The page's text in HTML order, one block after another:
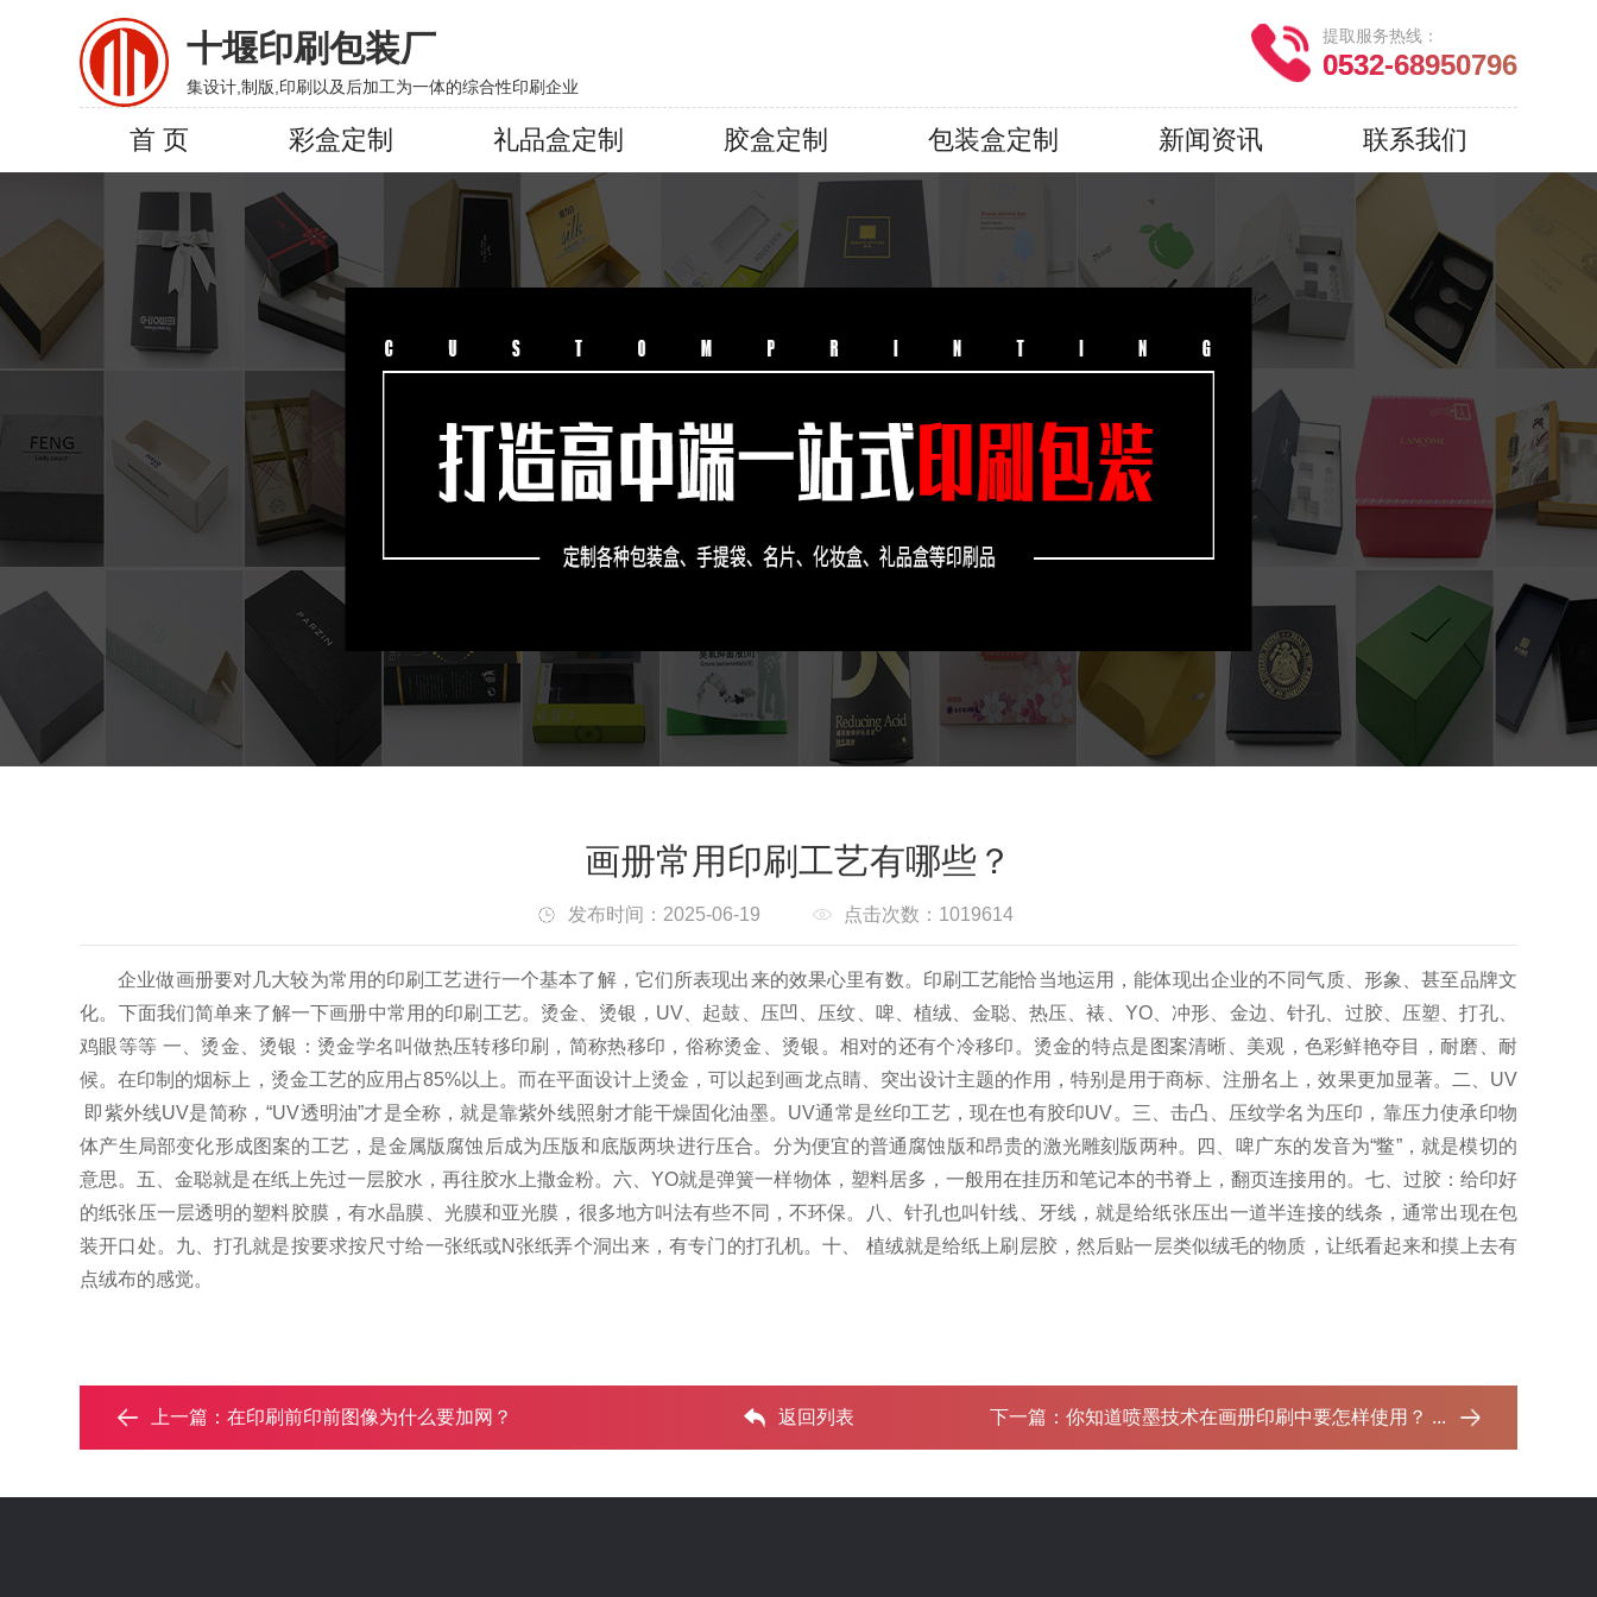
十堰印刷包装厂
集设计,制版,印刷以及后加工为一体的综合性印刷企业
提取服务热线：
0532-68950796
首 页 彩盒定制 礼品盒定制 胶盒定制 包装盒定制 新闻资讯 联系我们
画册常用印刷工艺有哪些？
发布时间：2025-06-19 点击次数：1019614
企业做画册要对几大较为常用的印刷工艺进行一个基本了解，它们所表现出来的效果心里有数。 印刷工艺能恰当地运用，能体现出企业的不同气质、形象、甚至品牌文
化。 下面我们简单来了解一下画册中常用的印刷工艺。 烫金、烫银，UV、起鼓、压凹、压纹、啤、植绒、金聪、热压、裱、YO、冲形、金边、针孔、过胶、压塑、打孔、
鸡眼等等 一、烫金、烫银：烫金学名叫做热压转移印刷，简称热移印，俗称烫金、烫银。 相对的还有个冷移印。 烫金的特点是图案清晰、美观，色彩鲜艳夺目，耐磨、耐
候。在印制的烟标上，烫金工艺的应用占85%以上。 而在平面设计上烫金，可以起到画龙点睛、突出设计主题的作用，特别是用于商标、注册名上，效果更加显著。
二、UV
即紫外线UV是简称，“UV透明油”才是全称，就是靠紫外线照射才能干燥固化油墨。 UV通常是丝印工艺，现在也有胶印UV。 三、击凸、压纹学名为压印，靠压力使承印物
体产生局部变化形成图案的工艺，是金属版腐蚀后成为压版和底版两块进行压合。 分为便宜的普通腐蚀版和昂贵的激光雕刻版两种。
四、啤广东的发音为“鳖”，就是模切的
意思。 五、金聪就是在纸上先过一层胶水，再往胶水上撒金粉。 六、YO就是弹簧一样物体，塑料居多，一般用在挂历和笔记本的书脊上，翻页连接用的。 七、过胶：给印好
的纸张压一层透明的塑料胶膜，有水晶膜、光膜和亚光膜，很多地方叫法有些不同，不环保。
八、针孔也叫针线、牙线，就是给纸张压出一道半连接的线条，通常出现在包
装开口处。 九、打孔就是按要求按尺寸给一张纸或N张纸弄个洞出来，有专门的打孔机。十、 植绒就是给纸上刷层胶，然后贴一层类似绒毛的物质，让纸看起来和摸上去有
点绒布的感觉。
上一篇：在印刷前印前图像为什么要加网？‌ 返回列表 下一篇： 你知道喷墨技术在画册印刷中要怎样使用？ ...‌